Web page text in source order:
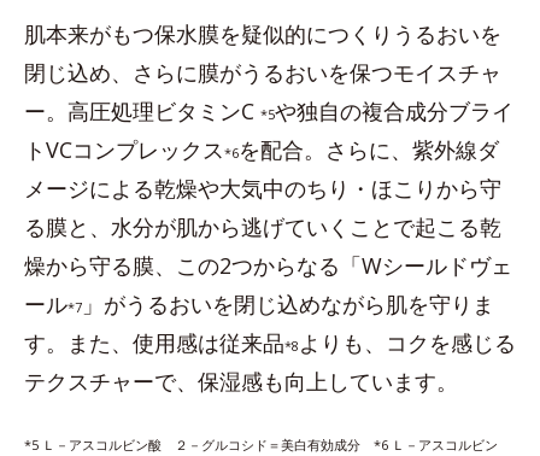
肌本来がもつ保水膜を疑似的につくりうるおいを
閉じ込め、さらに膜がうるおいを保つモイスチャ
ー。高圧処理ビタミンC *5や独自の複合成分ブライ
トVCコンプレックス*6を配合。さらに、紫外線ダ
メージによる乾燥や大気中のちり・ほこりから守
る膜と、水分が肌から逃げていくことで起こる乾
燥から守る膜、この2つからなる「Wシールドヴェ
ール*7 」がうるおいを閉じ込めながら肌を守りま
す。また、使用感は従来品*8 よりも、コクを感じる
テクスチャーで、保湿感も向上しています。
*5 Ｌ－アスコルビン酸 ２－グルコシド＝美白有効成分 *6 Ｌ－アスコルビン